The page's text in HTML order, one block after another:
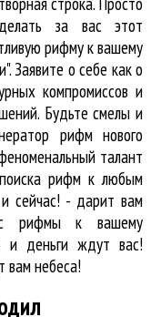
за вас этот
рифму к вашему
Заявите о себе как о
компромиссов и
Будьте смелы и
рифм нового
талант
поиска рифмк любым
сейчас! - дарит вам
рифмы к вашему
и деньги ждут вас!
вам небеса!